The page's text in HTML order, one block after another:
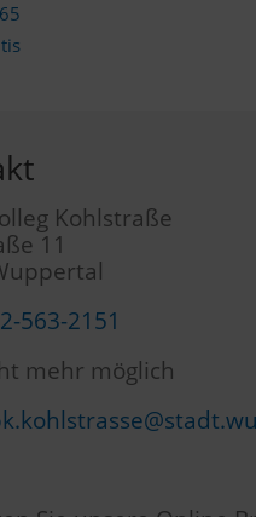
Kohlstraße
11
563-2151
mehr möglich